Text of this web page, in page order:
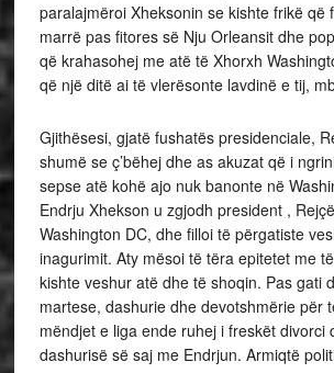
paralajmëroi Xheksonin se kishte frikë që
marrë pas fitores së Nju Orleansit dhe
që krahasohej me atë të Xhorxh
që një ditë ai të vlerësonte lavdinë e tij,
Gjithësesi, gjatë fushatës presidenciale,
shumë se ç’bëhej dhe as akuzat që i
sepse atë kohë ajo nuk banonte në
Endrju Xhekson u zgjodh president ,
Washington DC, dhe filloi të përgatiste
inagurimit. Aty mësoi të tëra epitetet me
kishte veshur atë dhe të shoqin. Pas gati
martese, dashurie dhe devotshmërie për
mëndjet e liga ende ruhej i freskët divorci
dashurisë së saj me Endrjun. Armiqtë